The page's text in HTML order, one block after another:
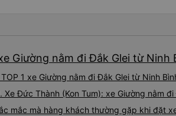
Giường nằm đi Đắk Glei từ Ninh
1 xe Giường nằm đi Đắk Glei từ Ninh
Xe Đức Thành (Kon Tum): xe Giường nằm
mắc mà hàng khách thường gặp khi đặt